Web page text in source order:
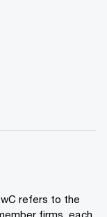
refers to the